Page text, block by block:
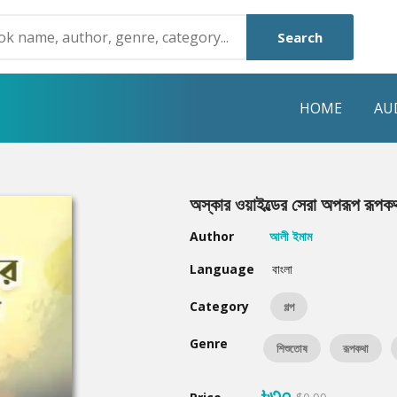
Search
HOME
Humayun Ahmed
Mouri Morium
অস্কার ওয়াইল্ডের সেরা অপরূপ
Author
আলী ইমাম
Language
বাংলা
Category গল্প
Genre শিশুতোষ রূপকথা